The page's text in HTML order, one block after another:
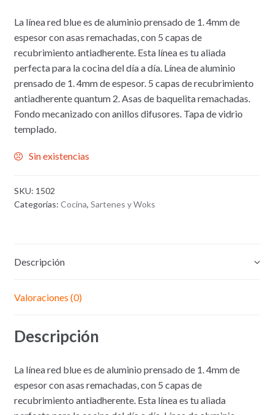
La línea red blue es de aluminio prensado de 1. 4mm de
espesor con asas remachadas, con 5 capas de
recubrimiento antiadherente. Esta línea es tu aliada
perfecta para la cocina del día a día. Línea de aluminio
prensado de 1. 4mm de espesor. 5 capas de recubrimiento
antiadherente quantum 2. Asas de baquelita remachadas.
Fondo mecanizado con anillos difusores. Tapa de vidrio
templado.
Sin existencias
SKU: 1502
Categorías: Cocina, Sartenes y Woks
Descripción
Valoraciones (0)
Descripción
La línea red blue es de aluminio prensado de 1. 4mm de
espesor con asas remachadas, con 5 capas de
recubrimiento antiadherente. Esta línea es tu aliada